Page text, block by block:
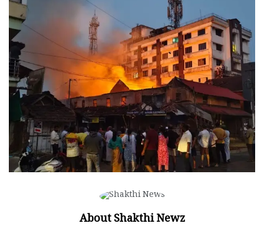
About Shakthi Newz